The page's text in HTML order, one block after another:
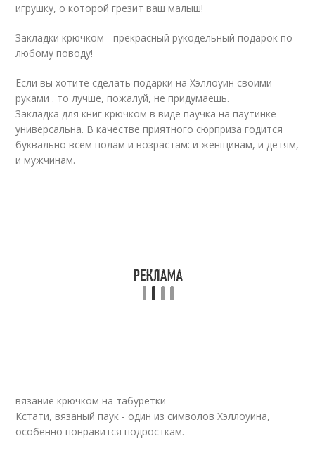
игрушку, о которой грезит ваш малыш!
Закладки крючком - прекрасный рукодельный подарок по
любому поводу!
Если вы хотите сделать подарки на Хэллоуин своими
руками . то лучше, пожалуй, не придумаешь.
Закладка для книг крючком в виде паучка на паутинке
универсальна. В качестве приятного сюрприза годится
буквально всем полам и возрастам: и женщинам, и детям,
и мужчинам.
вязание крючком на табуретки
Кстати, вязаный паук - один из символов Хэллоуина,
особенно понравится подросткам.